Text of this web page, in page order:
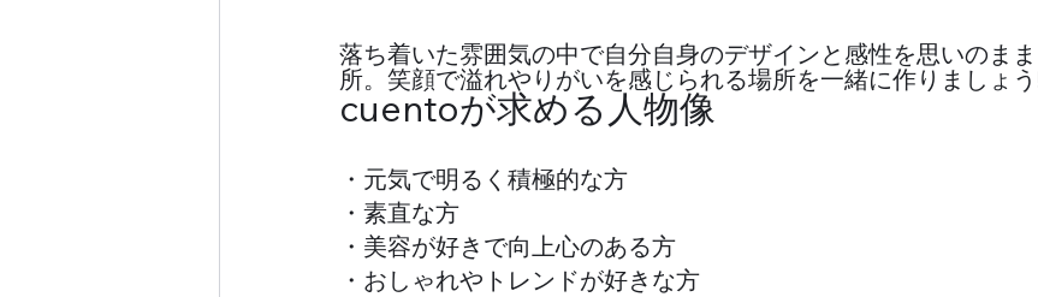
落ち着いた雰囲気の中で自分自身のデザインと感性を思いのま
所。笑顔で溢れやりがいを感じられる場所を一緒に作りましょう
cuentoが求める人物像
・元気で明るく積極的な方
・素直な方
・美容が好きで向上心のある方
・おしゃれやトレンドが好きな方